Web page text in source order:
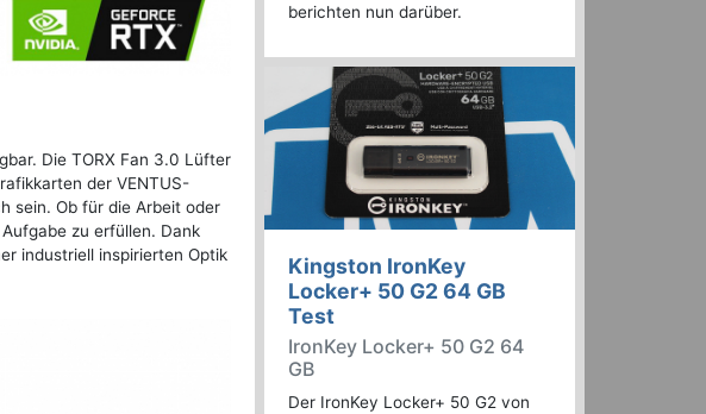
Die TORX Fan 3.0 Lüfter
der VENTUS-
sein. Ob für die Arbeit oder
zu erfüllen. Dank
industriell inspirierten Optik
berichten nun darüber.
Kingston IronKey
Locker+ 50 G2 64 GB
Test
IronKey Locker+ 50 G2 64
GB
Der IronKey Locker+ 50 G2 von